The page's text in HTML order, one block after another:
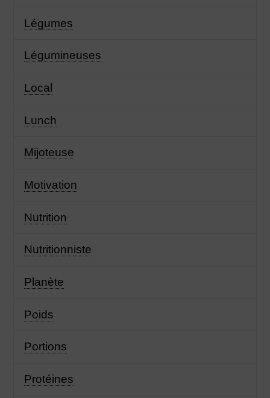
Légumes
Légumineuses
Local
Lunch
Mijoteuse
Motivation
Nutrition
Nutritionniste
Planète
Poids
Portions
Protéines